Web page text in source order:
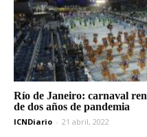
Río de Janeiro: carnaval
de dos años de pandemia
ICNDiario - 21 abril, 2022